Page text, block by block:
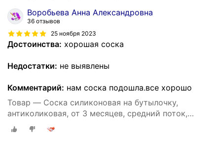
Воробьева Анна Александровна
36 отзывов
25 ноября 2023
Достоинства: хорошая соска
Недостатки: не выявлены
Комментарий: нам соска подошла.все хорошо
Товар — Соска силиконовая на бутылочку,
антиколиковая, от 3 месяцев, средний поток,
фасовка 20 штук, для детей и малышей